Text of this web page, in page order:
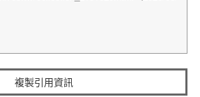
複製引用資訊